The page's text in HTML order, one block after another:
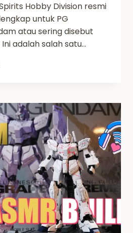
Hobby Division resmi
untuk PG
atau sering disebut
adalah salah satu…